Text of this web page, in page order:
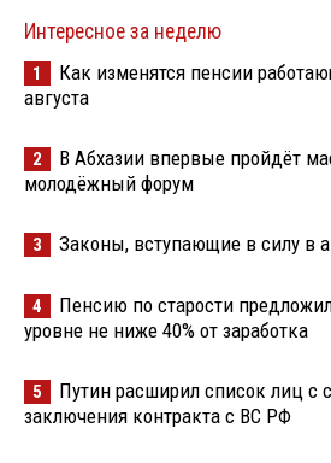
Интересное за неделю
1
Как изменятся пенсии
августа
2
В Абхазии впервые пройдёт
молодёжный форум
3 Законы, вступающие в силу в
4
Пенсию по старости
уровне не ниже 40% от заработка
5
Путин расширил список лиц с
заключения контракта с ВС РФ